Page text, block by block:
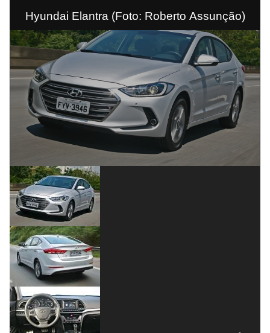
Hyundai Elantra (Foto: Roberto Assunção)